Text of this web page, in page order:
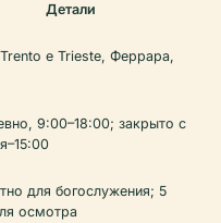
Детали
e Trieste, Феррара,
9:00–18:00; закрыто с
для богослужения; 5
осмотра